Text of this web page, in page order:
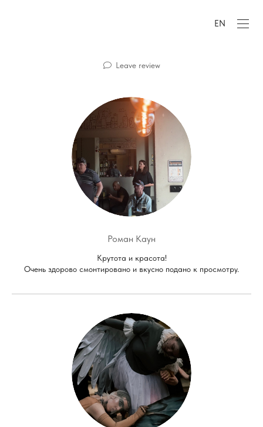
EN
Leave review
Роман Каун
Крутота и красота!
Очень здорово смонтировано и вкусно подано к просмотру.